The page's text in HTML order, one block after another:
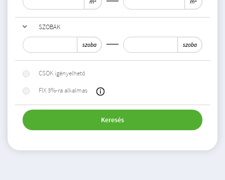
SZOBÁK
szoba szoba
CSOK igényelhető
FIX 3%-ra alkalmas
Keresés